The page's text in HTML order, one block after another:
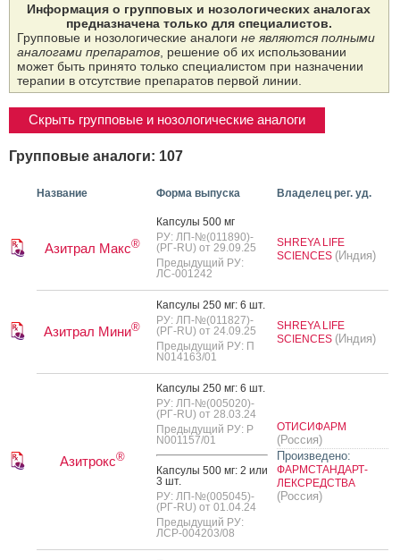
Информация о групповых и нозологических аналогах
предназначена только для специалистов.
Групповые и нозологические аналоги не являются полными
аналогами препаратов , решение об их использовании
может быть принято только специалистом при назначении
терапии в отсутствие препаратов первой линии.
Скрыть групповые и нозологические аналоги
Групповые аналоги: 107
Название Форма выпуска Владелец рег. уд.
Азитрал Макс®
Кап­су­лы 500 мг
РУ: ЛП-№(011890)-
(РГ-RU) от 29.09.25
Предыдущий РУ:
ЛС-001242
SHREYA LIFE
SCIENCES (Индия)
Азитрал Мини®
Кап­су­лы 250 мг: 6 шт.
РУ: ЛП-№(011827)-
(РГ-RU) от 24.09.25
Предыдущий РУ: П
N014163/01
SHREYA LIFE
SCIENCES (Индия)
Азитрокс®
Кап­су­лы 250 мг: 6 шт.
РУ: ЛП-№(005020)-
(РГ-RU) от 28.03.24
Предыдущий РУ: Р
N001157/01
Кап­су­лы 500 мг: 2 или
3 шт.
РУ: ЛП-№(005045)-
(РГ-RU) от 01.04.24
Предыдущий РУ:
ЛСР-004203/08
ОТИСИФАРМ
(Россия)
Произведено:
ФАРМСТАНДАРТ-
ЛЕКСРЕДСТВА
(Россия)